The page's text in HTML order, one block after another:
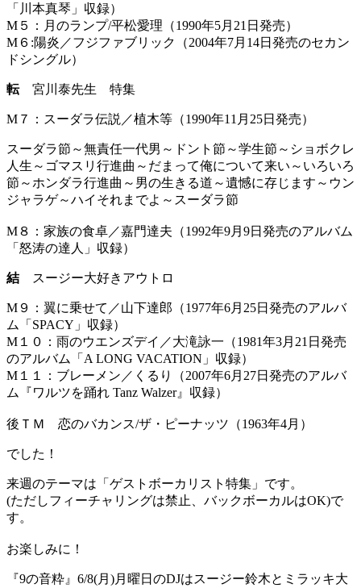
「川本真琴」収録）
M５：月のランプ/平松愛理（1990年5月21日発売）
M６:陽炎／フジファブリック（2004年7月14日発売のセカン
ドシングル）
転宮川泰先生 特集
M７：スーダラ伝説／植木等（1990年11月25日発売）
スーダラ節～無責任一代男～ドント節～学生節～ショボクレ
人生～ゴマスリ行進曲～だまって俺について来い～いろいろ
節～ホンダラ行進曲～男の生きる道～遺憾に存じます～ウン
ジャラゲ～ハイそれまでよ～スーダラ節
M８：家族の食卓／嘉門達夫（1992年9月9日発売のアルバム
「怒涛の達人」収録）
結 スージー大好きアウトロ
M９：翼に乗せて／山下達郎（1977年6月25日発売のアルバ
ム「SPACY」収録）
M１０：雨のウエンズデイ／大滝詠一（1981年3月21日発売
のアルバム「A LONG VACATION」収録）
M１１：ブレーメン／くるり（2007年6月27日発売のアルバ
ム『ワルツを踊れ Tanz Walzer』収録）
後ＴＭ 恋のバカンス/ザ・ピーナッツ（1963年4月）
でした！
来週のテーマは「ゲストボーカリスト特集」です。
(ただしフィーチャリングは禁止、バックボーカルはOK)で
す。
お楽しみに！
『9の音粋』6/8(月)月曜日のDJはスージー鈴木とミラッキ大